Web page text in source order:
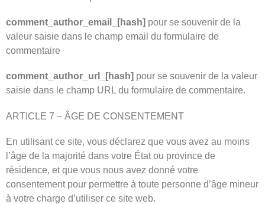
comment_author_email_[hash] pour se souvenir de la
valeur saisie dans le champ email du formulaire de
commentaire
comment_author_url_[hash] pour se souvenir de la valeur
saisie dans le champ URL du formulaire de commentaire.
ARTICLE 7 – ÂGE DE CONSENTEMENT
En utilisant ce site, vous déclarez que vous avez au moins
l’âge de la majorité dans votre État ou province de
résidence, et que vous nous avez donné votre
consentement pour permettre à toute personne d’âge mineur
à votre charge d’utiliser ce site web.